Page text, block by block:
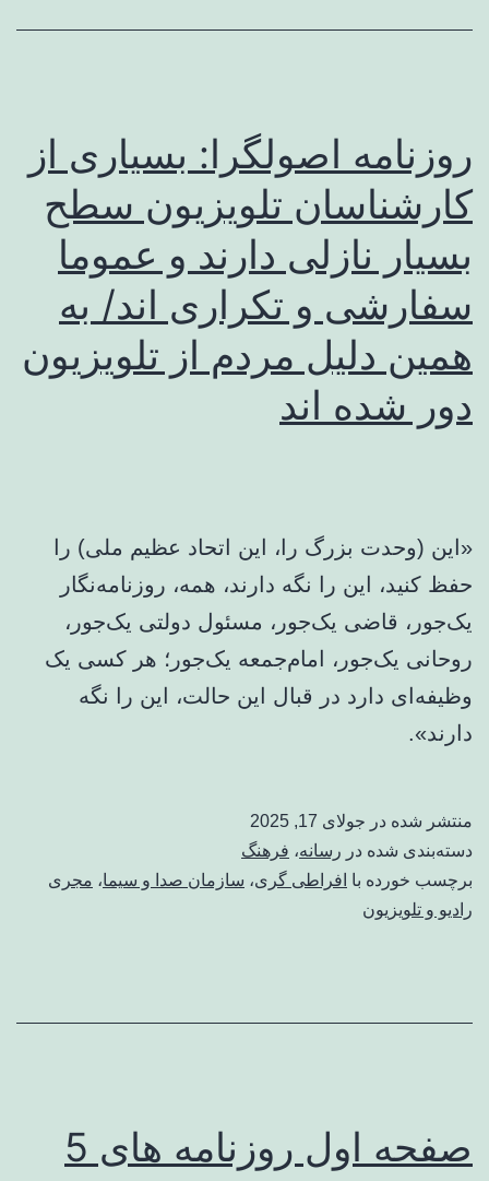
روزنامه اصولگرا: بسیاری از
کارشناسان تلویزیون سطح
بسیار نازلی دارند و عموما
سفارشی و تکراری اند/ به
همین دلیل مردم از تلویزیون
دور شده اند
«این (وحدت بزرگ را، این اتحاد عظیم ملی) را
حفظ کنید، این را نگه دارند، همه، روزنامه‌نگار
یک‌جور، قاضی یک‌جور، مسئول دولتی یک‌جور،
روحانی یک‌جور، امام‌جمعه یک‌جور؛ هر کسی یک
وظیفه‌ای دارد در قبال این حالت، این را نگه
دارند».
منتشر شده در جولای 17, 2025
دسته‌بندی شده در رسانه، فرهنگ
برچسب خورده با افراطی گری، سازمان صدا و سیما، مجری
رادیو و تلویزیون
صفحه اول روزنامه های 5